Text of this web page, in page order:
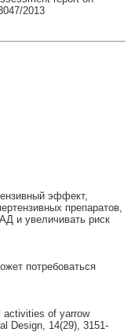
2013
эффект,
препаратов,
и увеличивать риск
потребоваться
activities of yarrow
Design, 14(29), 3151-